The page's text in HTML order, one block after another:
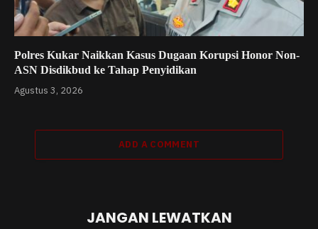
Polres Kukar Naikkan Kasus Dugaan Korupsi Honor Non-
ASN Disdikbud ke Tahap Penyidikan
Agustus 3, 2026
ADD A COMMENT
JANGAN LEWATKAN